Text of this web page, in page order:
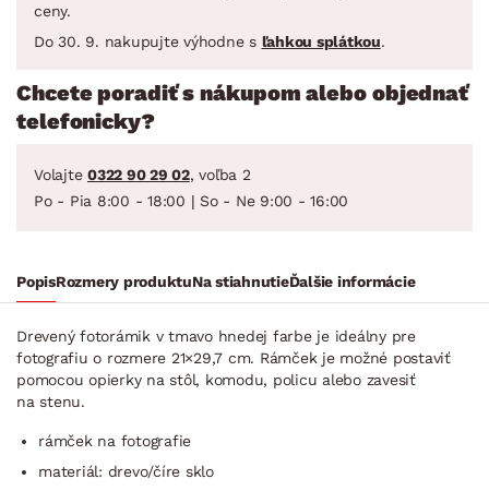
ceny.
Do 30. 9. nakupujte výhodne s ľahkou splátkou.
Chcete poradiť s nákupom alebo objednať
telefonicky?
Volajte 0322 90 29 02, voľba 2
Po - Pia 8:00 - 18:00 | So - Ne 9:00 - 16:00
PopisRozmery produktuNa stiahnutieĎalšie informácie
Drevený fotorámik v tmavo hnedej farbe je ideálny pre
fotografiu o rozmere 21×29,7 cm. Rámček je možné postaviť
pomocou opierky na stôl, komodu, policu alebo zavesiť
na stenu.
rámček na fotografie
materiál: drevo/číre sklo